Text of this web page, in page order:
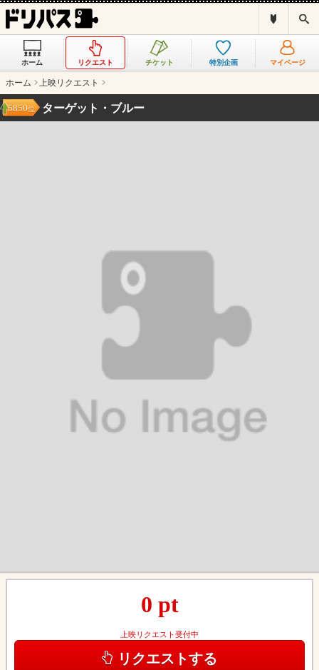
ス
ホーム リクエスト チケット 特別企画 マイページ
ホーム 上映リクエスト
ターゲット・ブルー
5850位
0 pt
上映リクエスト受付中
リクエストする